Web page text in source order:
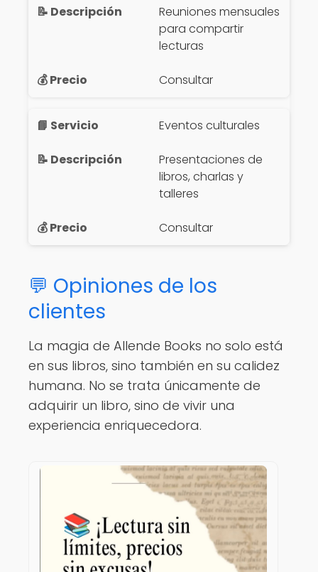
Reuniones mensuales
para compartir
lecturas
Consultar
Eventos culturales
Presentaciones de
libros, charlas y
talleres
Consultar
💬 Opiniones de los
clientes
La magia de Allende Books no solo está
en sus libros, sino también en su calidez
humana. No se trata únicamente de
adquirir un libro, sino de vivir una
experiencia enriquecedora.